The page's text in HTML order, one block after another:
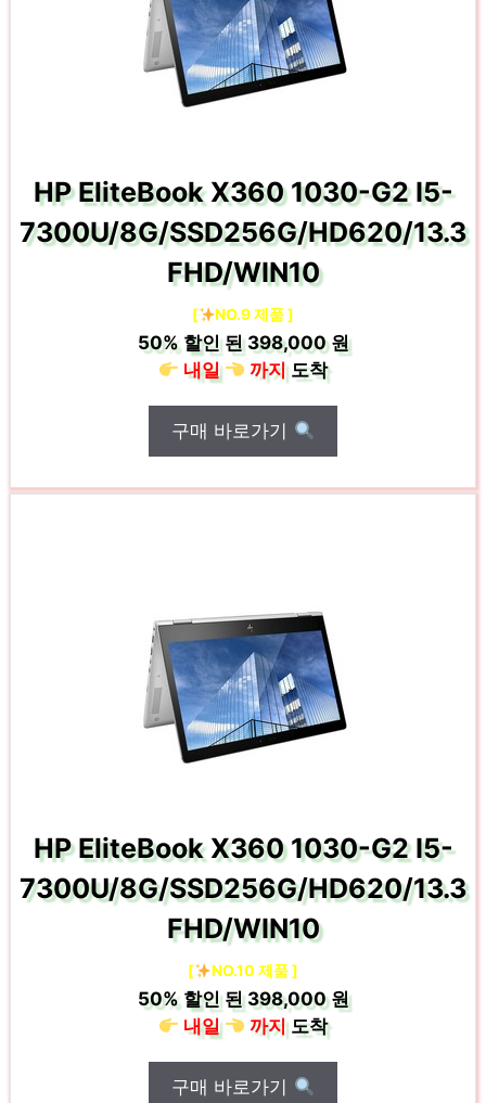
HP EliteBook X360 1030-G2 I5-
7300U/8G/SSD256G/HD620/13.3
FHD/WIN10
[ NO.9 제품 ]
50%할인 된398,000 원
내일
까지도착
구매 바로가기
HP EliteBook X360 1030-G2 I5-
7300U/8G/SSD256G/HD620/13.3
FHD/WIN10
[ NO.10 제품 ]
50%할인 된398,000 원
내일
까지도착
구매 바로가기